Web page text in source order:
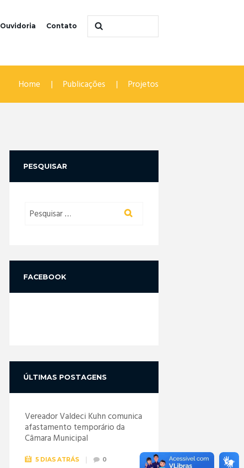
Ouvidoria Contato
Home Publicações Projetos
PESQUISAR
FACEBOOK
ÚLTIMAS POSTAGENS
Vereador Valdeci Kuhn comunica
afastamento temporário da
Câmara Municipal
5 DIAS ATRÁS 0